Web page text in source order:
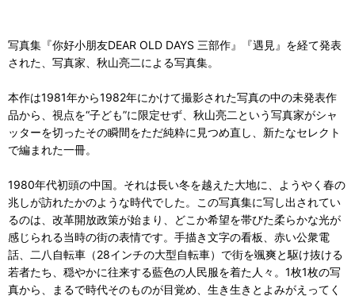
写真集『你好⼩朋友DEAR OLD DAYS 三部作』『遇見』を経て発表
された、写真家、秋山亮二による写真集。
本作は1981年から1982年にかけて撮影された写真の中の未発表作
品から、視点を“⼦ども”に限定せず、秋⼭亮⼆という写真家がシャ
ッターを切ったその瞬間をただ純粋に⾒つめ直し、新たなセレクト
で編まれた一冊。
1980年代初頭の中国。それは⻑い冬を越えた⼤地に、ようやく春の
兆しが訪れたかのような時代でした。この写真集に写し出されてい
るのは、改⾰開放政策が始まり、どこか希望を帯びた柔らかな光が
感じられる当時の街の表情です。⼿描き⽂字の看板、⾚い公衆電
話、⼆⼋⾃転⾞（28インチの⼤型⾃転⾞）で街を颯爽と駆け抜ける
若者たち、穏やかに往来する藍⾊の⼈⺠服を着た⼈々。1枚1枚の写
真から、まるで時代そのものが⽬覚め、⽣き⽣きとよみがえってく